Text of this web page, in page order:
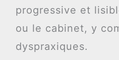
progressive et
ou le cabinet, y
dyspraxiques.